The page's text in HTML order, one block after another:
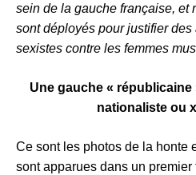
sein de la gauche française, et
sont déployés pour justifier des
sexistes contre les femmes
Une gauche «
nationaliste ou
Ce sont les photos de la honte
sont apparues dans un